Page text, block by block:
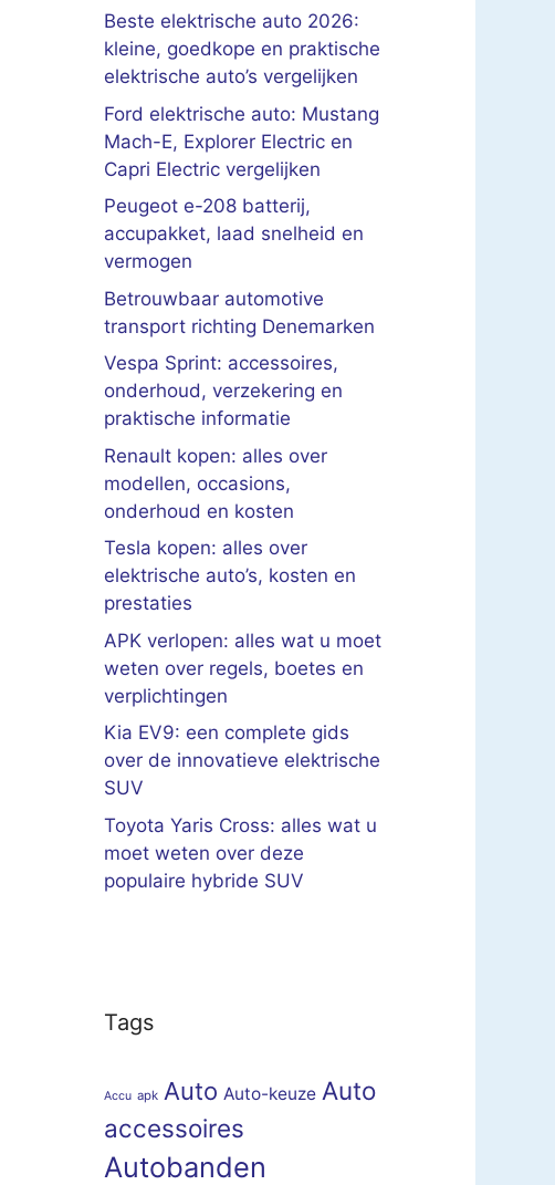
Beste elektrische auto 2026:
kleine, goedkope en praktische
elektrische auto’s vergelijken
Ford elektrische auto: Mustang
Mach-E, Explorer Electric en
Capri Electric vergelijken
Peugeot e-208 batterij,
accupakket, laad snelheid en
vermogen
Betrouwbaar automotive
transport richting Denemarken
Vespa Sprint: accessoires,
onderhoud, verzekering en
praktische informatie
Renault kopen: alles over
modellen, occasions,
onderhoud en kosten
Tesla kopen: alles over
elektrische auto’s, kosten en
prestaties
APK verlopen: alles wat u moet
weten over regels, boetes en
verplichtingen
Kia EV9: een complete gids
over de innovatieve elektrische
SUV
Toyota Yaris Cross: alles wat u
moet weten over deze
populaire hybride SUV
Tags
Accu apk Auto Auto-keuze Auto
accessoires
Autobanden